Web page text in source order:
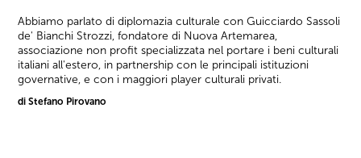
Abbiamo parlato di diplomazia culturale con Guicciardo Sassoli
de' Bianchi Strozzi, fondatore di Nuova Artemarea,
associazione non profit specializzata nel portare i beni culturali
italiani all'estero, in partnership con le principali istituzioni
governative, e con i maggiori player culturali privati.
di Stefano Pirovano